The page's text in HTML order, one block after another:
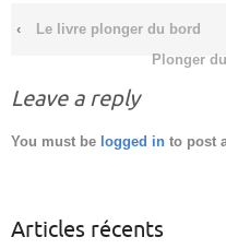
‹
Le livre plonger du bord
Plonger
Leave a reply
You must be logged in to post
Articles récents